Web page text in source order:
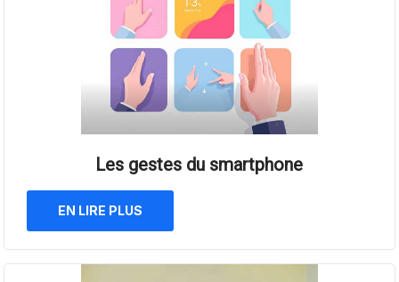
Les gestes du smartphone
EN LIRE PLUS